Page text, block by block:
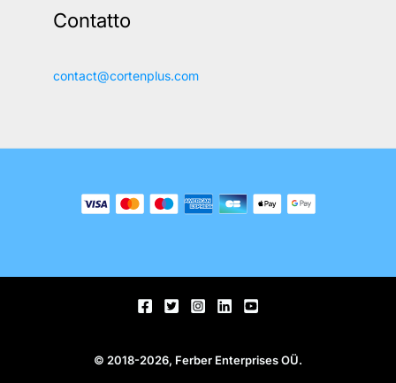
Contatto
contact@cortenplus.com
© 2018-2026, Ferber Enterprises OÜ.